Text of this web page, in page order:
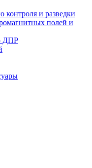
контроля и разведки
полей и
ДПР